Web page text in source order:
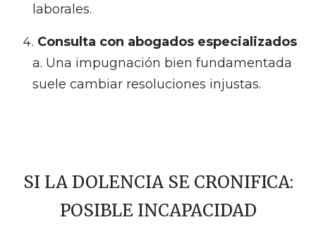
laborales.
Consulta con abogados especializados
Una impugnación bien fundamentada
suele cambiar resoluciones injustas.
SI LA DOLENCIA SE CRONIFICA:
POSIBLE INCAPACIDAD